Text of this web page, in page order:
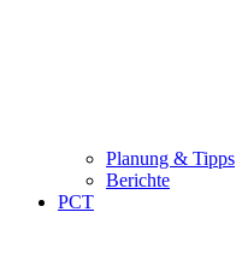
Planung & Tipps
Berichte
PCT